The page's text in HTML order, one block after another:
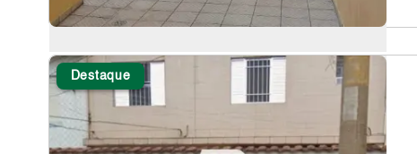
Destaque